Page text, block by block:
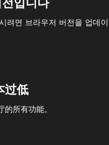
려면 브라우저 버전을 업데
过低
所有功能。